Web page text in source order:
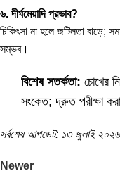
৬. দীর্ঘমেয়াদি প্রভাব?
চিকিৎসা না হলে জটিলতা বাড়ে;
সম্ভব।
বিশেষ সতর্কতা: চোখের
সংকেত; দ্রুত পরীক্ষা
সর্বশেষ আপডেট: ১৩ জুলাই
Newer